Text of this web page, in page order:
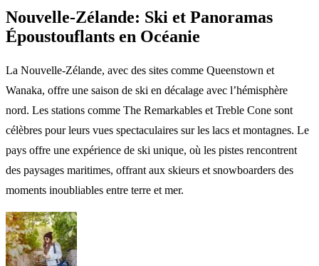
Nouvelle-Zélande: Ski et Panoramas
Époustouflants en Océanie
La Nouvelle-Zélande, avec des sites comme Queenstown et
Wanaka, offre une saison de ski en décalage avec l’hémisphère
nord. Les stations comme The Remarkables et Treble Cone sont
célèbres pour leurs vues spectaculaires sur les lacs et montagnes. Le
pays offre une expérience de ski unique, où les pistes rencontrent
des paysages maritimes, offrant aux skieurs et snowboarders des
moments inoubliables entre terre et mer.